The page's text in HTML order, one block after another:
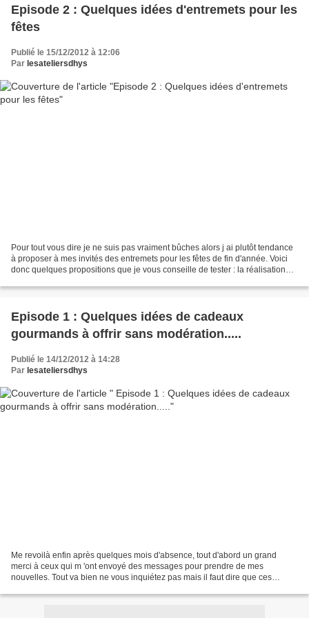
Episode 2 : Quelques idées d'entremets pour les
fêtes
Publié le 15/12/2012 à 12:06
Par lesateliersdhys
Pour tout vous dire je ne suis pas vraiment bûches alors j ai plutôt tendance
à proposer à mes invités des entremets pour les fêtes de fin d'année. Voici
donc quelques propositions que je vous conseille de tester : la réalisation
Episode 1 : Quelques idées de cadeaux
gourmands à offrir sans modération.....
Publié le 14/12/2012 à 14:28
Par lesateliersdhys
Me revoilà enfin après quelques mois d'absence, tout d'abord un grand
merci à ceux qui m 'ont envoyé des messages pour prendre de mes
nouvelles. Tout va bien ne vous inquiétez pas mais il faut dire que ces